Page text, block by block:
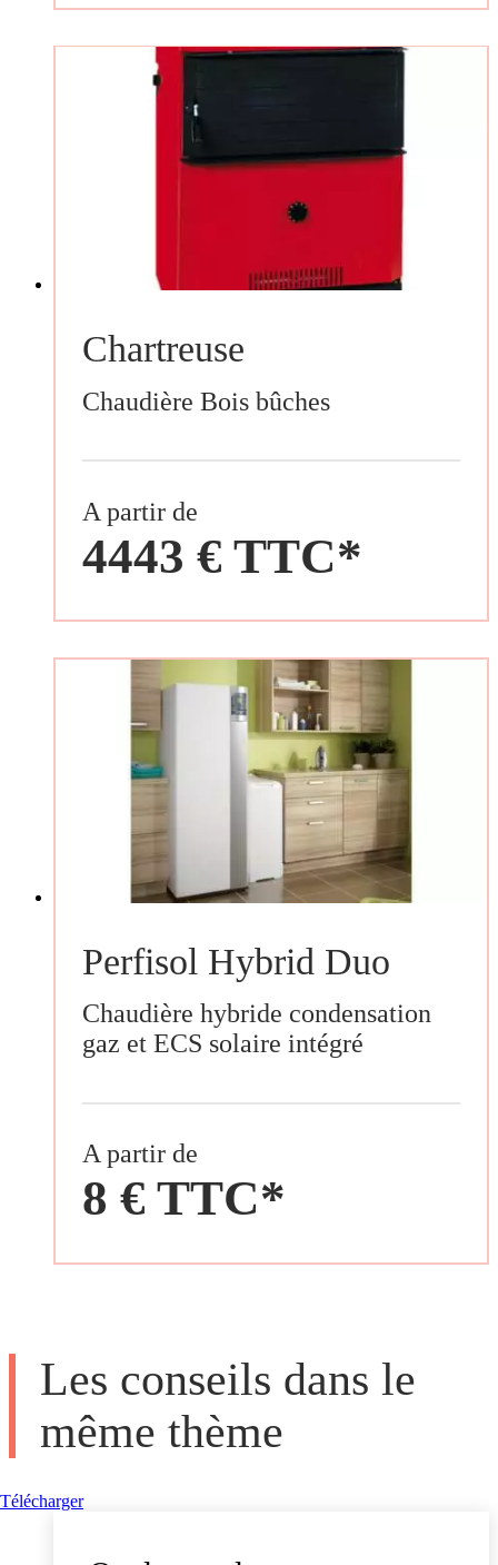
Chartreuse
Chaudière Bois bûches
A partir de
4443 € TTC*
Perfisol Hybrid Duo
Chaudière hybride condensation
gaz et ECS solaire intégré
A partir de
8 € TTC*
Les conseils dans le
même thème
Télécharger